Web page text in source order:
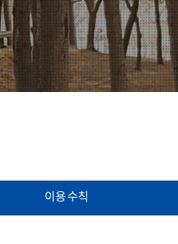
이용 수칙